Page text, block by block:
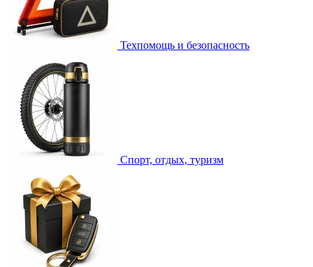
Техпомощь и безопасность
Спорт, отдых, туризм